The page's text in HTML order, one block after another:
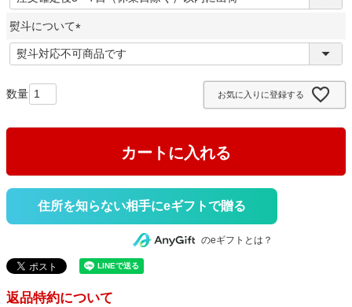
必
)
熨斗について
(
必
お気に入りに登録する
カートに入れる
住所を知らない相手にeギフトで贈る
のeギフトとは？
返品特約について